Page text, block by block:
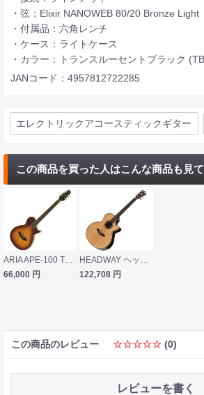
・弦：Elixir NANOWEB 80/20 Bronze Light
・付属品：六角レンチ
・ケース：ライトケース
・カラー：トランスルーセントブラック
JANコード：4957812722285
エレクトリックアコースティックギター
この商品を買った人はこんな商品も見
ARIA APE-100 TS Tobacco Sunburst エレクトリックアコースティックギター
66,000 円
HEADWAY ヘッドウェイ Japan Tune-up Series HSJ-5115SE/ZR NA エレクトリックアコースティックギター エレアコ
122,708 円
この商品のレビュー ☆☆☆☆☆ (0)
レビューを書く